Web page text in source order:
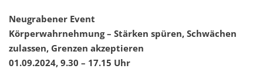
Neugrabener Event
Körperwahrnehmung – Stärken spüren, Schwächen
zulassen, Grenzen akzeptieren
01.09.2024, 9.30 – 17.15 Uhr